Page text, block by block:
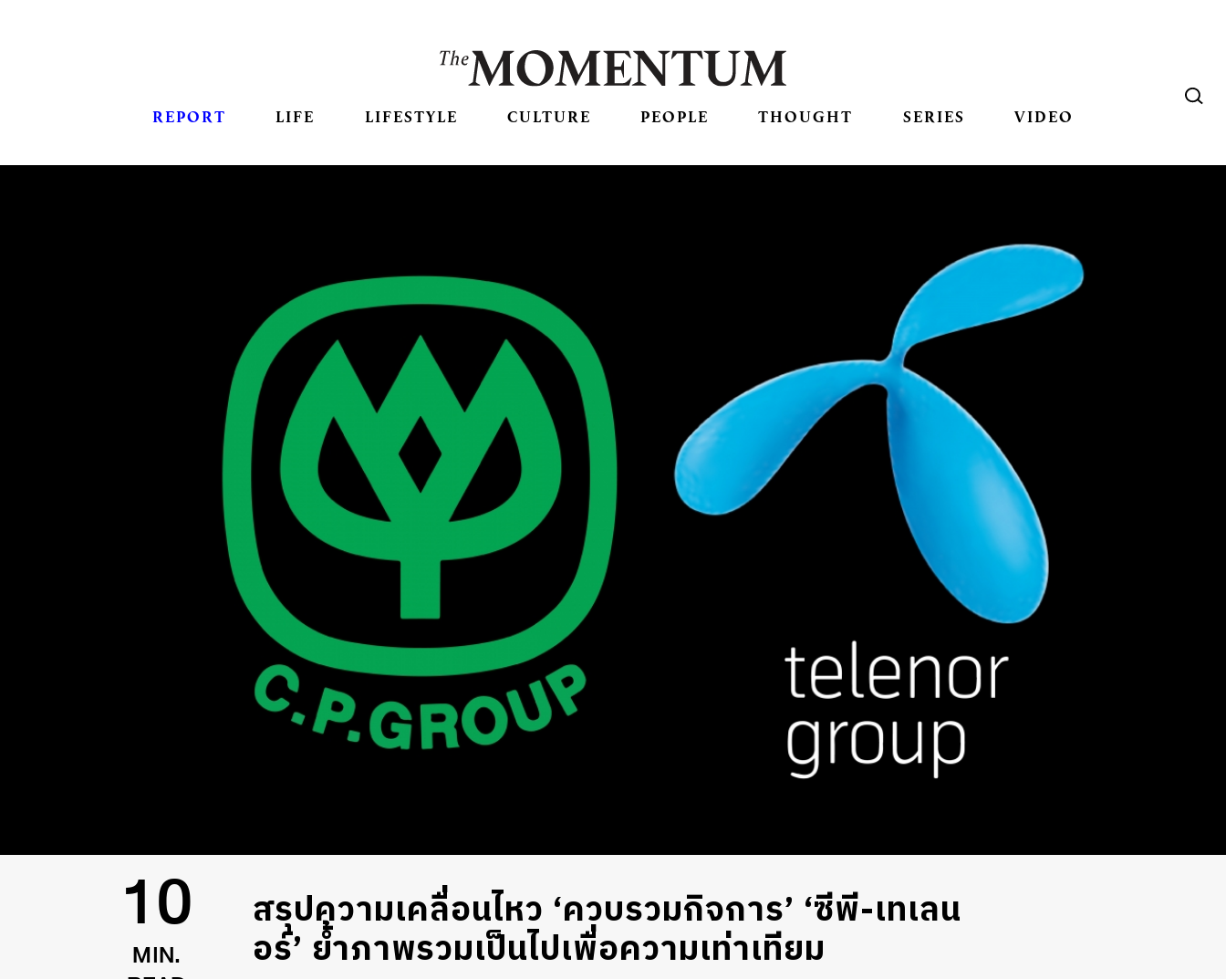
REPORT LIFE LIFESTYLE CULTURE PEOPLE THOUGHT SERIES VIDEO
10
MIN.
สรุปความเคลื่อนไหว ‘ควบรวมกิจการ’ ‘ซีพี-เทเลน
อร์’ ย้ำภาพรวมเป็นไปเพื่อความเท่าเทียม